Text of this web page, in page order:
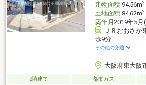
建物面積94.56m2
土地面積84.62m2
築年月 2019年5月
ＪＲおおさか
歩9分
その他の交通
大阪府東大阪
2階建て 都市ガス